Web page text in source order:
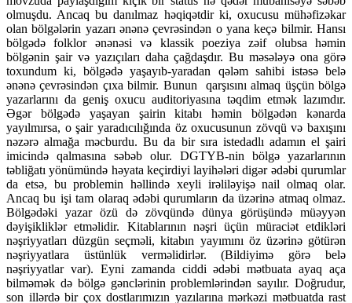
olmuşdu. Ancaq bu danılmaz həqiqətdir ki, oxucusu mühəfizəkar
olan bölgələrin yazarı ənənə çevrəsindən o yana keçə bilmir. Hansı
bölgədə folklor ənənəsi və klassik poeziya zəif olubsa həmin
bölgənin şair və yazıçıları daha çağdaşdır. Bu məsələyə ona görə
toxundum ki, bölgədə yaşayıb-yaradan qələm sahibi istəsə belə
ənənə çevrəsindən çıxa bilmir. Bunun qarşısını almaq üşçün bölgə
yazarlarını da geniş oxucu auditoriyasına təqdim etmək lazımdır.
Əgər bölgədə yaşayan şairin kitabı həmin bölgədən kənarda
yayılmırsa, o şair yaradıcılığında öz oxucusunun zövqü və baxışını
nəzərə almağa məcburdu. Bu da bir sıra istedadlı adamın el şairi
imicində qalmasına səbəb olur. DGTYB-nin bölgə yazarlarının
təbliğatı yönümündə həyata keçirdiyi layihələri digər ədəbi qurumlar
da etsə, bu problemin həllində xeyli irəliləyişə nail olmaq olar.
Ancaq bu işi tam olaraq ədəbi qurumların da üzərinə atmaq olmaz.
Bölgədəki yazar özü də zövqündə dünya görüşündə müəyyən
dəyişikliklər etməlidir. Kitablarının nəşri üçün müraciət etdikləri
nəşriyyatları düzgün seçməli, kitabın yayımını öz üzərinə götürən
nəşriyyatlara üstünlük verməlidirlər. (Bildiyimə görə belə
nəşriyyatlar var). Eyni zamanda ciddi ədəbi mətbuata ayaq aça
bilməmək də bölgə gənclərinin problemlərindən sayılır. Doğrudur,
son illərdə bir çox dostlarımızın yazılarına mərkəzi mətbuatda rast